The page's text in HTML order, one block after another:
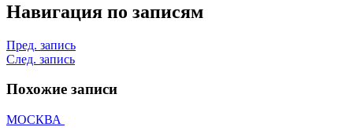
Навигация по записям
Пред. запись
След. запись
Похожие записи
МОСКВА